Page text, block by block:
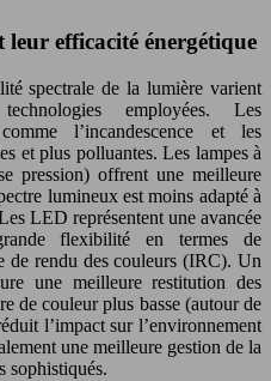
leur efficacité énergétique
spectrale de la lumière varient
employées. Les
l’incandescence et les
et plus polluantes. Les lampes à
pression) offrent une meilleure
lumineux est moins adapté à
LED représentent une avancée
flexibilité en termes de
de rendu des couleurs (IRC). Un
une meilleure restitution des
de couleur plus basse (autour de
l’impact sur l’environnement
une meilleure gestion de la
sophistiqués.